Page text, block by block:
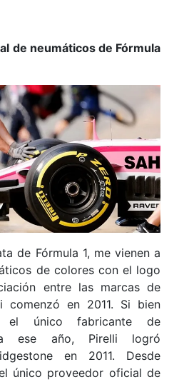
de neumáticos de Fórmula
de Fórmula 1, me vienen a
de colores con el logo
entre las marcas de
comenzó en 2011. Si bien
el único fabricante de
ese año, Pirelli logró
en 2011. Desde
único proveedor oficial de